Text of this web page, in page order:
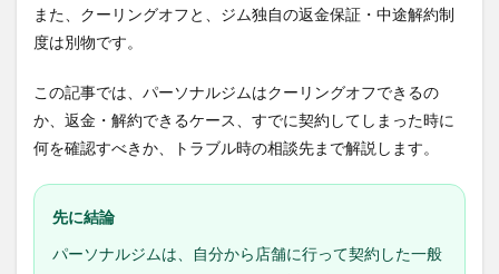
また、クーリングオフと、ジム独自の返金保証・中途解約制
度は別物です。
この記事では、パーソナルジムはクーリングオフできるの
か、返金・解約できるケース、すでに契約してしまった時に
何を確認すべきか、トラブル時の相談先まで解説します。
先に結論
パーソナルジムは、自分から店舗に行って契約した一般